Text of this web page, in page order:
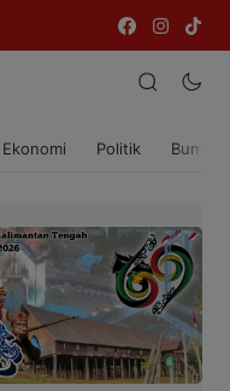
Ekonomi Politik Bumi